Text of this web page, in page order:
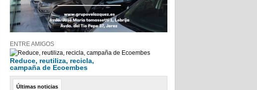
ENTRE AMIGOS
Reduce, reutiliza, recicla,
campaña de Ecoembes
Últimas noticias